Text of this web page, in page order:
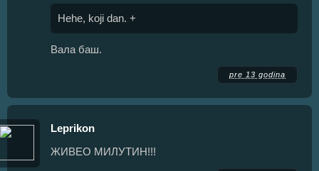
Hehe, koji dan. +
Вала баш.
pre 13 godina
Leprikon
ЖИВЕО МИЛУТИН!!!